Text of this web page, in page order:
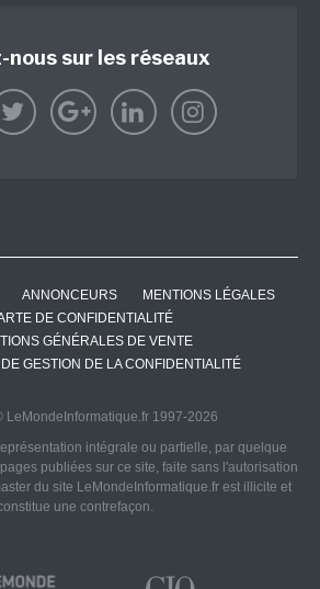
nous sur les réseaux
ANNONCEURS
MENTIONS LÉGALES
DE CONFIDENTIALITÉ
GÉNÉRALES DE VENTE
GESTION DE LA CONFIDENTIALITÉ
LeMondeInformatique.fr 1997-2026
intégrale ou partielle, par quelque
publiées sur ce site, faite sans l'autorisation
du site LeMondeInformatique.fr est illicite et
une contrefaçon.